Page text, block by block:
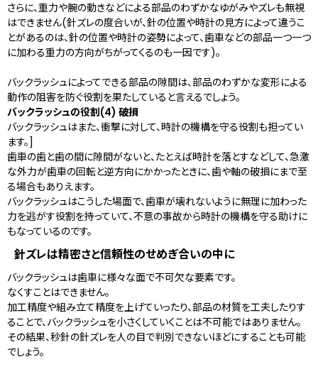
さらに、重力や腕の動きなどによる部品のわずかなゆがみやズレも無視
はできません(針ズレの度合いが、針の位置や時計の見方によって違うこ
とがあるのは、針の位置や時計の姿勢によって、歯車などの部品一つ一つ
に加わる重力の方向がちがってくるのも一因です)。
バックラッシュによってできる部品の隙間は、部品のわずかな変形による
動作の阻害を防ぐ役割を果たしていると言えるでしょう。
バックラッシュの役割(4) 破損
バックラッシュはまた、衝撃に対して、時計の機構を守る役割も担ってい
ます。]
歯車の歯と歯の間に隙間がないと、たとえば時計を落とすなどして、急激
な外力が歯車の回転と逆方向にかかったときに、歯や軸の破損にまで至
る場合もありえます。
バックラッシュはこうした場面で、歯車が壊れないように無理に加わった
力を逃がす役割を持っていて、不意の事故から時計の機構を守る助けに
もなっているのです。
針ズレは精密さと信頼性のせめぎ合いの中に
バックラッシュは歯車に様々な面で不可欠な要素です。
なくすことはできません。
加工精度や組み立て精度を上げていったり、部品の材質を工夫したりす
ることで、バックラッシュを小さくしていくことは不可能ではありません。
その結果、秒針の針ズレを人の目で判別できないほどにすることも可能
でしょう。